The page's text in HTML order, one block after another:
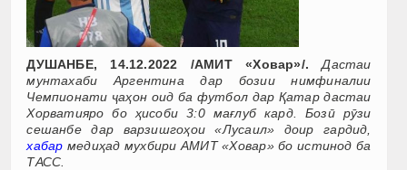
ДУШАНБЕ, 14.12.2022 /АМИТ «Ховар»/.
Дастаи
мунтахаби Аргентина дар бозии нимфиналии
Чемпионати ҷаҳон оид ба футбол дар Қатар дастаи
Хорватияро бо ҳисоби 3:0 мағлуб кард. Бозӣ рӯзи
сешанбе дар варзишгоҳои «Лусаил» доир гардид,
хабар медиҳад мухбири АМИТ «Ховар» бо истинод ба
ТАСС.